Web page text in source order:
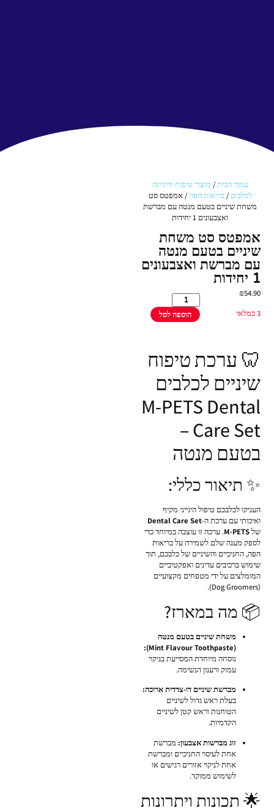
עמוד הבית/ מוצרי טיפוח והיגיינה
לכלבים /בריאות הפה/ אמפטס סט
משחת שיניים בטעם מנטה עם מברשת
ואצבעונים 1 יחידות
אמפטס סט משחת
שיניים בטעם מנטה
עם מברשת ואצבעונים
1 יחידות
₪54.90
3 במלאי
הוספה לסל
🦷 ערכת טיפוח
שיניים לכלבים
M-PETS Dental
Care Set –
בטעם מנטה
✨ תיאור כללי:
העניקו לכלבכם טיפול היגייני מקיף
ואיכותי עם ערכת ה-Dental Care Set
שלM-PETS. ערכה זו עוצבה במיוחד כדי
לספק מענה שלם לשמירה על בריאות
הפה, החניכיים והשיניים של כלבכם, תוך
שימוש ברכיבים עדינים ואפקטיביים
המומלצים על ידי מטפחים מקצועיים
(Dog Groomers).
📦 מה במארז?
משחת שיניים בטעם מנטה
(Mint Flavour Toothpaste):
נוסחה מיוחדת המסייעת בניקוי
עמוק ורענון הנשימה.
מברשת שיניים דו-צדדית ארוכה:
בעלת ראש גדול לשיניים
הטוחנות וראש קטן לשיניים
הקדמיות.
זוג מברשות אצבעון: מברשת
אחת לעיסוי החניכיים ומברשת
אחת לניקוי אזורים רגישים או
לשימוש ממוקד.
🌟 תכונות ויתרונות